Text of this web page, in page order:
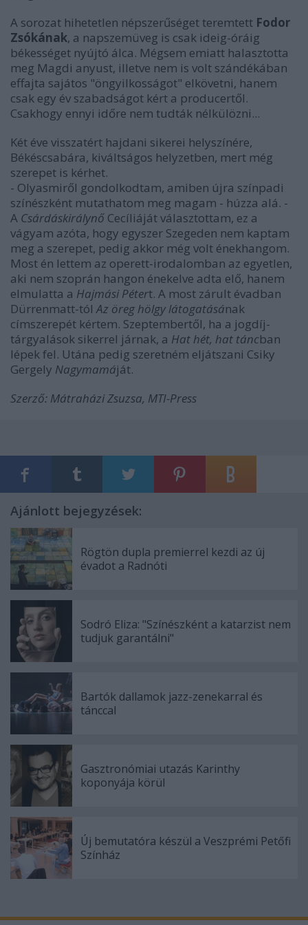
A sorozat hihetetlen népszerűséget teremtett Fodor
Zsókának, a napszemüveg is csak ideig-óráig
békességet nyújtó álca. Mégsem emiatt halasztotta
meg Magdi anyust, illetve nem is volt szándékában
effajta sajátos "öngyilkosságot" elkövetni, hanem
csak egy év szabadságot kért a producertől.
Csakhogy ennyi időre nem tudták nélkülözni...
Két éve visszatért hajdani sikerei helyszínére,
Békéscsabára, kiváltságos helyzetben, mert még
szerepet is kérhet.
- Olyasmiről gondolkodtam, amiben újra színpadi
színészként mutathatom meg magam - húzza alá. -
A Csárdáskirálynő Cecíliáját választottam, ez a
vágyam azóta, hogy egyszer Szegeden nem kaptam
meg a szerepet, pedig akkor még volt énekhangom.
Most én lettem az operett-irodalomban az egyetlen,
aki nem szoprán hangon énekelve adta elő, hanem
elmulatta a Hajmási Pétert. A most zárult évadban
Dürrenmatt-tólAz öreg hölgy látogatásának
címszerepét kértem. Szeptembertől, ha a jogdíj-
tárgyalások sikerrel járnak, a Hat hét, hat táncban
lépek fel. Utána pedig szeretném eljátszani Csiky
Gergely Nagymamáját.
Szerző: Mátraházi Zsuzsa, MTI-Press
Ajánlott bejegyzések:
Rögtön dupla premierrel kezdi az új
évadot a Radnóti
Sodró Eliza: "Színészként a katarzist nem
tudjuk garantálni"
Bartók dallamok jazz-zenekarral és
tánccal
Gasztronómiai utazás Karinthy
koponyája körül
Új bemutatóra készül a Veszprémi Petőfi
Színház